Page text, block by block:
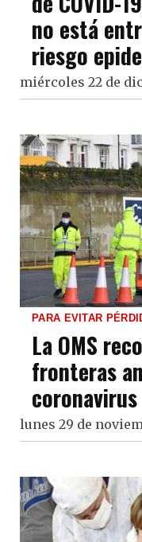
no está
riesgo
miércoles 22 de
PARA EVITAR
La OMS
fronteras
coronavirus
lunes 29 de